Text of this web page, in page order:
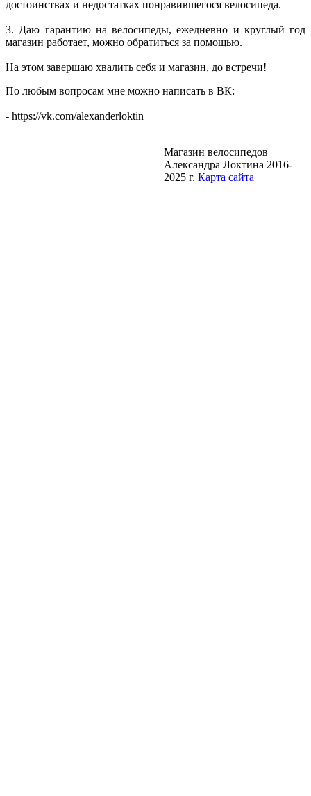
достоинствах и недостатках понравившегося велосипеда.
3. Даю гарантию на велосипеды, ежедневно и круглый год
магазин работает, можно обратиться за помощью.
На этом завершаю хвалить себя и магазин, до встречи!
По любым вопросам мне можно написать в ВК:
- https://vk.com/alexanderloktin
Магазин велосипедов
Александра Локтина 2016-
2025 г. Карта сайта